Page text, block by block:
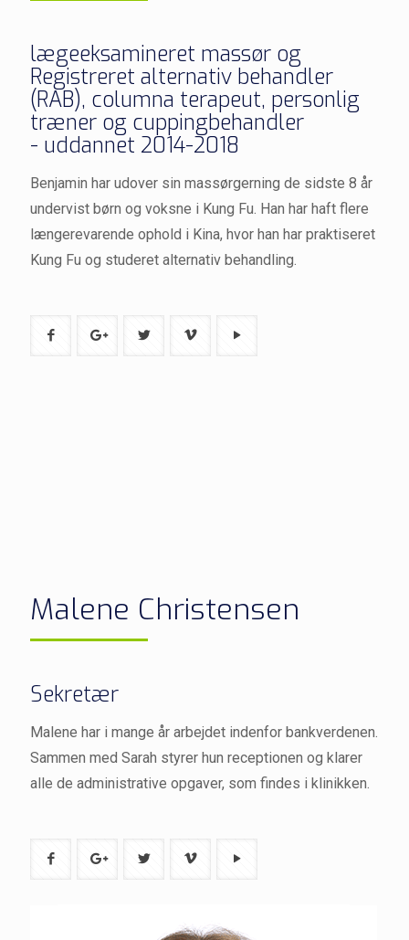
lægeeksamineret massør og
Registreret alternativ behandler
(RAB), columna terapeut, personlig
træner og cuppingbehandler
- uddannet 2014-2018
Benjamin har udover sin massørgerning de sidste 8 år
undervist børn og voksne i Kung Fu. Han har haft flere
længerevarende ophold i Kina, hvor han har praktiseret
Kung Fu og studeret alternativ behandling.
Malene Christensen
Sekretær
Malene har i mange år arbejdet indenfor bankverdenen.
Sammen med Sarah styrer hun receptionen og klarer
alle de administrative opgaver, som findes i klinikken.